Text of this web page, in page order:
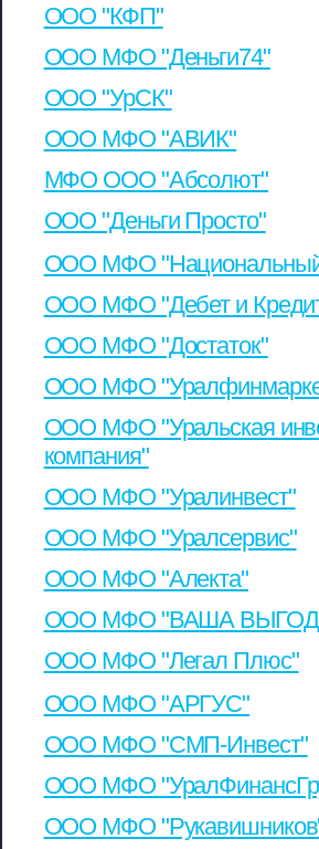
ООО "КФП"
ООО МФО "Деньги74"
ООО "УрСК"
ООО МФО "АВИК"
МФО ООО "Абсолют"
ООО "Деньги Просто"
ООО МФО "Национальный
ООО МФО "Дебет и
ООО МФО "Достаток"
ООО МФО
ООО МФО "Уральская
компания"
ООО МФО "Уралинвест"
ООО МФО "Уралсервис"
ООО МФО "Алекта"
ООО МФО "ВАША
ООО МФО "Легал Плюс"
ООО МФО "АРГУС"
ООО МФО "СМП-Инвест"
ООО МФО
ООО МФО